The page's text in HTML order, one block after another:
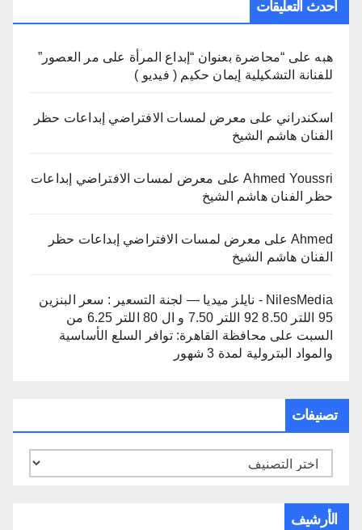
أحدث التعليقات
هبه على “محاضرة بعنوان “إبداع المرأة على مر العصور”
للفنانة التشكيلية إيمان حكيم ( فيديو )
اسكندراني على معرض لمسات الافتراضي إبداعات حظر
الفنان هاشم الشيخ
Ahmed Youssriعلى معرض لمسات الافتراضي إبداعات
حظر الفنان هاشم الشيخ
Ahmed على معرض لمسات الافتراضي إبداعات حظر
الفنان هاشم الشيخ
NilesMedia - نايلز ميديا — لجنة التسعير : سعر البنزين
95 اللتر 8.50 92 اللتر 7.50 و ال 80 اللتر 6.25 من
السبت على محافظة القاهرة: توافر السلع الأساسية
والمواد البترولية لمدة 3 شهور
تصنيفات
تصنيفات
الأرشيف